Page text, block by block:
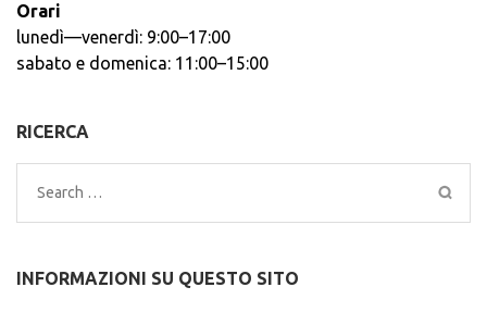
Orari
lunedì—venerdì: 9:00–17:00
sabato e domenica: 11:00–15:00
RICERCA
Search
for:
INFORMAZIONI SU QUESTO SITO